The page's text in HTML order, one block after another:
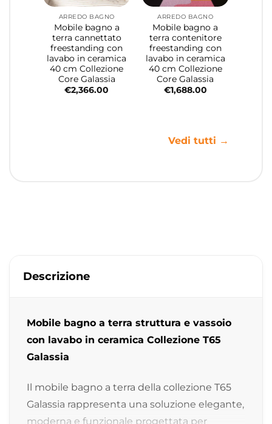
ARREDO BAGNO
Mobile bagno a
terra cannettato
freestanding con
lavabo in ceramica
40 cm Collezione
Core Galassia
€2,366.00
ARREDO BAGNO
Mobile bagno a
terra contenitore
freestanding con
lavabo in ceramica
40 cm Collezione
Core Galassia
€1,688.00
Vedi tutti →
Descrizione
Mobile bagno a terra struttura e vassoio
con lavabo in ceramica Collezione T65
Galassia
Il mobile bagno a terra della collezione T65
Galassia rappresenta una soluzione elegante,
moderna e funzionale progettata per